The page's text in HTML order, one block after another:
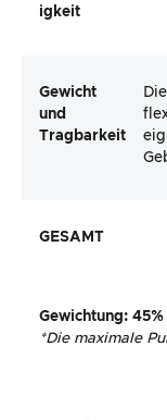
igkeit
Gewicht
und
Tragbarkeit
GESAMT
Gewichtung: 45%
*Die maximale